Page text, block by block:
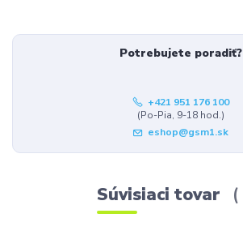
Potrebujete poradiť?
+421 951 176 100
(Po-Pia, 9-18 hod.)
eshop@gsm1.sk
Súvisiaci tovar